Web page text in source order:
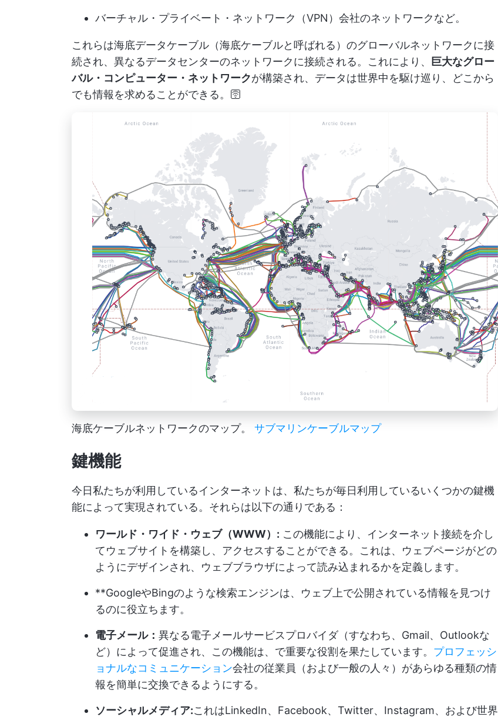
バーチャル・プライベート・ネットワーク（VPN）会社のネットワークなど。
これらは海底データケーブル（海底ケーブルと呼ばれる）のグローバルネットワークに接
続され、異なるデータセンターのネットワークに接続される。これにより、
巨大なグロー
バル・コンピューター・ネットワークが構築され、データは世界中を駆け巡り、どこから
でも情報を求めることができる。🛜
海底ケーブルネットワークのマップ。 サブマリンケーブルマップ
鍵機能
今日私たちが利用しているインターネットは、私たちが毎日利用しているいくつかの鍵機
能によって実現されている。それらは以下の通りである：
ワールド・ワイド・ウェブ（WWW）: この機能により、インターネット接続を介し
てウェブサイトを構築し、アクセスすることができる。これは、ウェブページがどの
ようにデザインされ、ウェブブラウザによって読み込まれるかを定義します。
**GoogleやBingのような検索エンジンは、ウェブ上で公開されている情報を見つけ
るのに役立ちます。
電子メール： 異なる電子メールサービスプロバイダ（すなわち、Gmail、Outlookな
ど）によって促進され、この機能は、で重要な役割を果たしています。 プロフェッシ
ョナルなコミュニケーション会社の従業員（および一般の人々）があらゆる種類の情
報を簡単に交換できるようにする。
ソーシャルメディア:これはLinkedIn、Facebook、Twitter、Instagram、および世界